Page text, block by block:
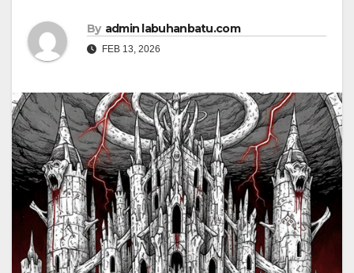
By admin labuhanbatu.com
FEB 13, 2026